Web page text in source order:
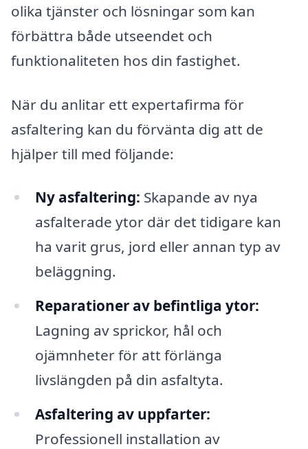
olika tjänster och lösningar som kan
förbättra både utseendet och
funktionaliteten hos din fastighet.
När du anlitar ett expertafirma för
asfaltering kan du förvänta dig att de
hjälper till med följande:
Ny asfaltering: Skapande av nya
asfalterade ytor där det tidigare kan
ha varit grus, jord eller annan typ av
beläggning.
Reparationer av befintliga ytor:
Lagning av sprickor, hål och
ojämnheter för att förlänga
livslängden på din asfaltyta.
Asfaltering av uppfarter:
Professionell installation av